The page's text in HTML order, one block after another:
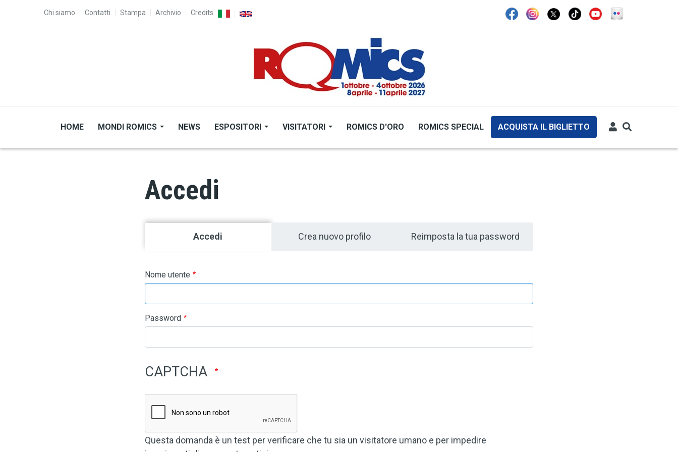
TOP MENU
Chi siamo Contatti Stampa Archivio Credits
HOME MONDI ROMICS NEWS ESPOSITORI VISITATORI ROMICS D'ORO ROMICS SPECIAL ACQUISTA IL BIGLIETTO
Accedi
Primary tabs
Accedi Crea nuovo profilo Reimposta la tua password
Nome utente
Password
CAPTCHA
Questa domanda è un test per verificare che tu sia un visitatore umano e per impedire